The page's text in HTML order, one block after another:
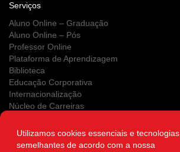
Utilizamos cookies essenciais e tecnologias
semelhantes de acordo com a nossa
Serviços
Aluno Online – Graduação
Aluno Online – Pós
Professor Online
Plataforma de Aprendizagem
Biblioteca
Educação Corporativa
Internacionalização
Núcleo de Carreiras
NUPS
Clínica Escola